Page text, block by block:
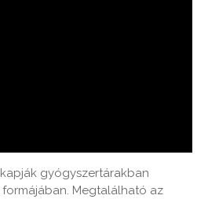
gyógyszertárakban
Megtalálható az